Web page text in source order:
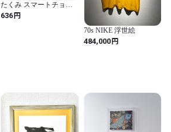
たくみ スマートチョー
ク 白 シロ 5mm
636円
70s NIKE 浮世絵
484,000円